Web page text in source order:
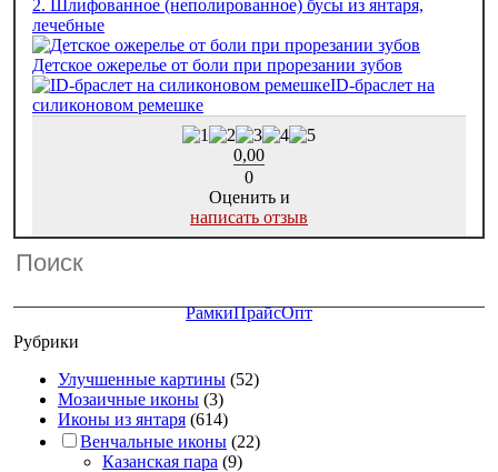
2. Шлифованное (неполированное) бусы из янтаря,
лечебные
Детское ожерелье от боли при прорезании зубов
ID-браслет на
силиконовом ремешке
0,00
0
Оценить и
написать отзыв
РамкиПрайсОпт
Рубрики
Улучшенные картины (52)
Мозаичные иконы (3)
Иконы из янтаря (614)
Венчальные иконы (22)
Казанская пара (9)